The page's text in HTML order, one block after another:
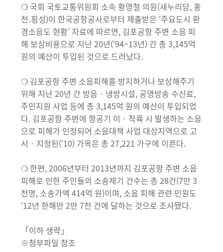
❍ 국회 국토교통위원회 소속 황영철 의원(새누리당, 홍
천․횡성)이 한국공항공사로부터 제출받은 ‘주요도시 환
경소음도 현황’ 자료에 따르면, 김포공항 주변 소음 피
해 보상비용으로 지난 20년(‘94~13년) 간 총 3,145억
원의 예산이 투입된 것으로 드러났다.
❍ 김포공항 주변 소음피해를 방지하거나 보상해주기
위해 지난 20년 간 방음‧냉방시설, 공영방송 수신료,
주민지원 사업 등에 총 3,145억 원의 예산이 투입되었
다. 김포공항 주변에 항공기 이‧착륙 시 발생하는 소음
으로 피해가 인정되어 소음대책 사업 대상지역으로 고
시‧지정된(‘10) 가옥은 총 27,221 가구에 이른다.
❍ 한편, 2006년부터 2013년까지 김포공항 주변 소음
피해로 인한 주민들의 소송제기 건수는 총 28건(7만 3
천명, 소송가액 414억 원)이며, 소음 피해 관련 민원도
‘12년 한해만 2만 7천 건에 달하는 것으로 조사됐다.
「이하 생략」
※첨부파일 참조